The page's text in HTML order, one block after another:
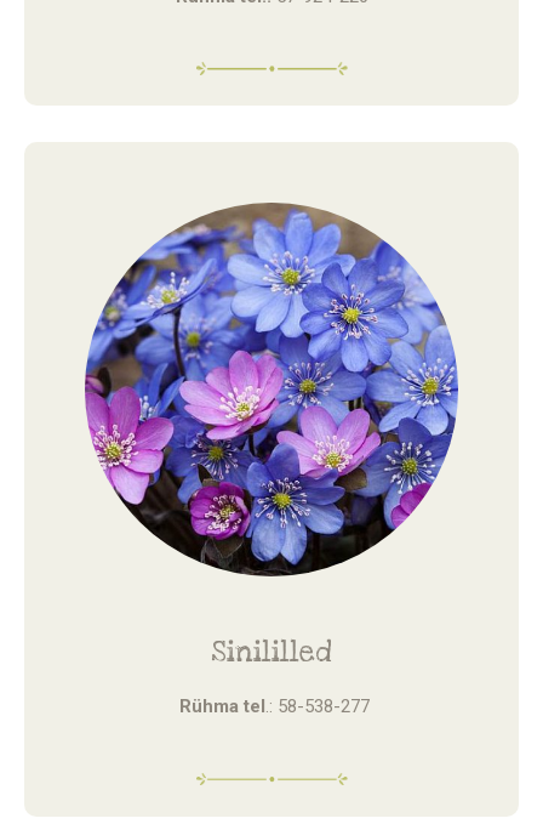
Sinililled
Rühma tel .: 58-538-277